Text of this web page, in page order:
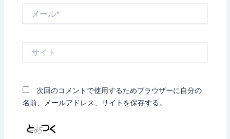
次回のコメントで使用するためブラウザーに自分の
名前、メールアドレス、サイトを保存する。